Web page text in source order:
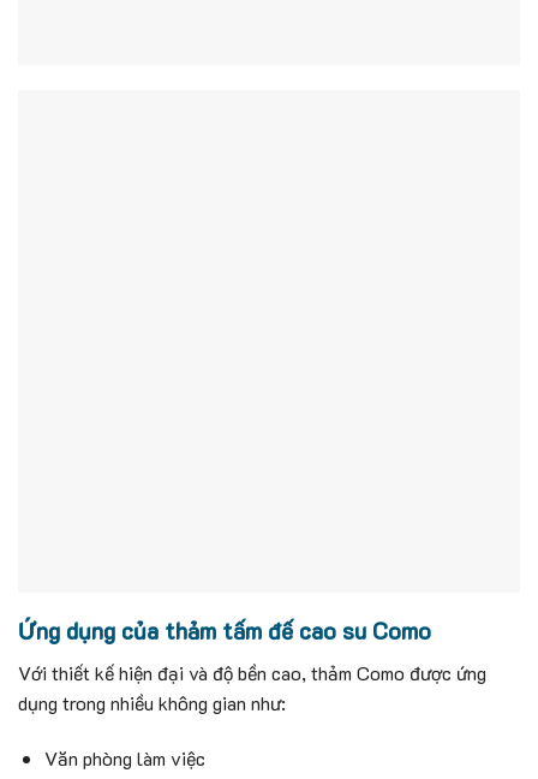
Ứng dụng của thảm tấm đế cao su Como
Với thiết kế hiện đại và độ bền cao, thảm Como được ứng
dụng trong nhiều không gian như:
Văn phòng làm việc